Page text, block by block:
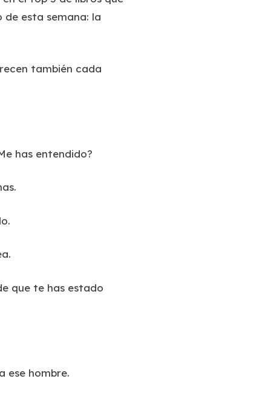
de esta semana: la
también cada
has entendido?
que te has estado
ese hombre.